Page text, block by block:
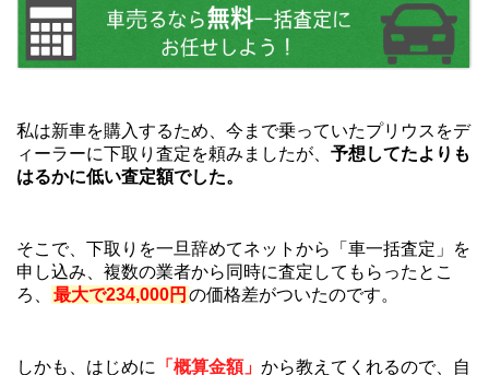
私は新車を購入するため、今まで乗っていたプリウスをデ
ィーラーに下取り査定を頼みましたが、 予想してたよりも
はるかに低い査定額でした。
そこで、下取りを一旦辞めてネットから「車一括査定」を
申し込み、複数の業者から同時に査定してもらったとこ
ろ、
最大で234,000円 の価格差がついたのです。
しかも、はじめに 「概算金額」 から教えてくれるので、自